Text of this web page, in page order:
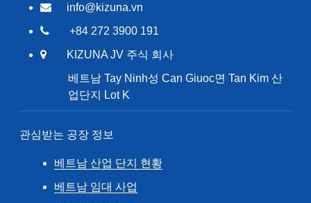
info@kizuna.vn
+84 272 3900 191
KIZUNA JV 주식 회사
베트남 Tay Ninh성 Can Giuoc면 Tan Kim 산
업단지 Lot K
관심받는 공장 정보
베트남 산업 단지 현황
베트남 임대 사업